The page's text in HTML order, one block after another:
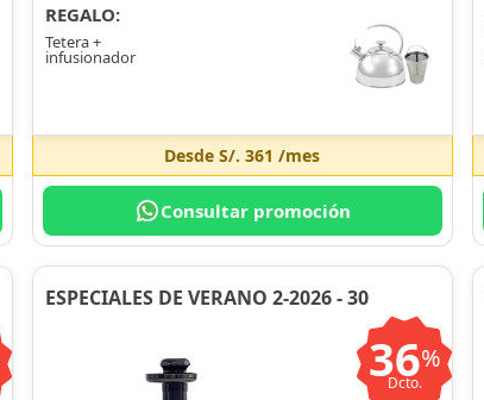
REGALO:
Tetera +
infusionador
DesdeS/. 361 /mes
Consultar promoción
ESPECIALES DE VERANO 2-2026 - 30
36%
Dcto.